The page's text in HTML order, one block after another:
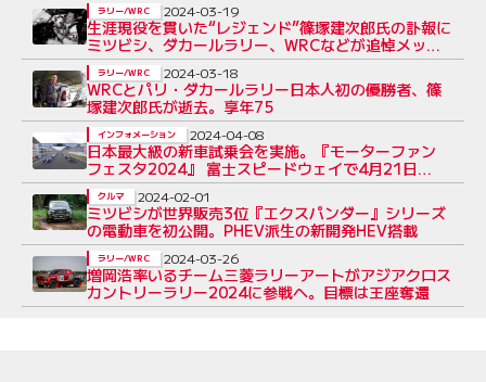
生涯現役を貫いた“レジェンド”篠塚建次郎氏の訃報に
ミツビシ、ダカールラリー、WRCなどが追悼メッ
セージ
ラリー/WRC 2024-03-19
WRCとパリ・ダカールラリー日本人初の優勝者、篠
塚建次郎氏が逝去。享年75
ラリー/WRC 2024-03-18
日本最大級の新車試乗会を実施。『モーターファン
フェスタ2024』 富士スピードウェイで4月21日
（日）に開催予定
インフォメーション 2024-04-08
ミツビシが世界販売3位『エクスパンダー』シリーズ
の電動車を初公開。PHEV派生の新開発HEV搭載
クルマ 2024-02-01
増岡浩率いるチーム三菱ラリーアートがアジアクロス
カントリーラリー2024に参戦へ。目標は王座奪還
ラリー/WRC 2024-03-26